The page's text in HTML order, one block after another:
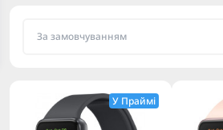
У Праймі